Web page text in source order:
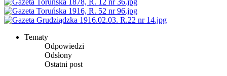
Tematy
Odpowiedzi
Odsłony
Ostatni post